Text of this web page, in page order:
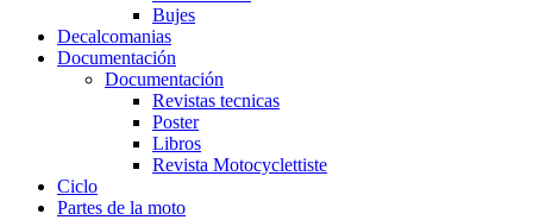
Bujes
Decalcomanias
Documentación
Documentación
Revistas tecnicas
Poster
Libros
Revista Motocyclettiste
Ciclo
Partes de la moto